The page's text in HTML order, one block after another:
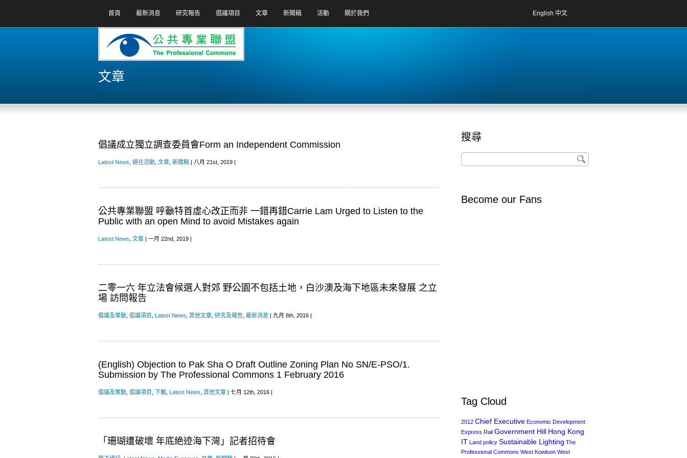
首頁 最新消息 研究報告 倡議項目 文章 新聞稿 活動 關於我們 English 中文
文章
倡議成立獨立調查委員會Form an Independent Commission
Latest News 過往活動 文章 新聞稿 | 八月 21st, 2019 |
公共專業聯盟 呼籲特首虛心改正而非 一錯再錯Carrie Lam Urged to Listen to the
Public with an open Mind to avoid Mistakes again
Latest News 文章 | 一月 22nd, 2019 |
二零一六 年立法會候選人對郊 野公園不包括土地，白沙澳及海下地區未來發展 之立
場 訪問報告
倡議及策動 倡議項目 Latest News 其他文章 研究及報告 最新消息 | 九月 8th, 2016 |
(English) Objection to Pak Sha O Draft Outline Zoning Plan No SN/E-PSO/1.
Submission by The Professional Commons 1 February 2016
倡議及策動 倡議項目 下載 Latest News 其他文章 | 七月 12th, 2016 |
「珊瑚遭破壞 年底絶迹海下灣」記者招待會
搜尋
Become our Fans
Tag Cloud
2012 Chief Executive Economic Development
Express Rail Government Hill Hong Kong
IT Land policy Sustainable Lighting The
Professional Commons West Kowloon West